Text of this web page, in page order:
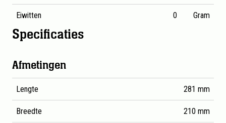
Eiwitten 0 Gram
Specificaties
Afmetingen
Lengte 281 mm
Breedte 210 mm